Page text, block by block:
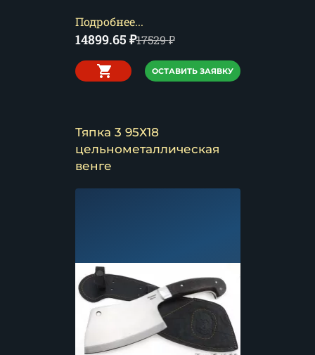
Подробнее...
14899.65 ₽17529₽
ОСТАВИТЬ ЗАЯВКУ
Тяпка 3 95Х18
цельнометаллическая
венге